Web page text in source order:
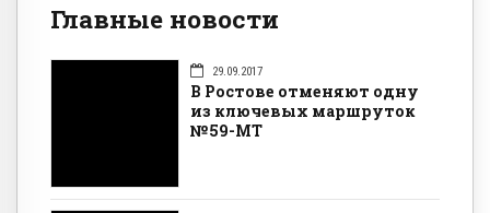
Главные новости
29.09.2017
В Ростове отменяют одну
из ключевых маршруток
№59-МТ